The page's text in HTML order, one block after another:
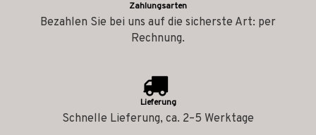
Zahlungsarten
Bezahlen Sie bei uns auf die sicherste Art: per
Rechnung.
Lieferung
Schnelle Lieferung, ca. 2–5 Werktage